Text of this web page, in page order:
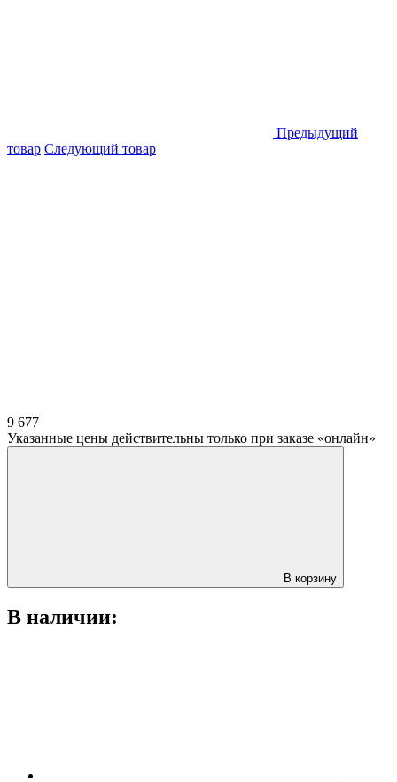
Предыдущий
товар Следующий товар
9 677
Указанные цены действительны только при заказе «онлайн»
В корзину
В наличии: